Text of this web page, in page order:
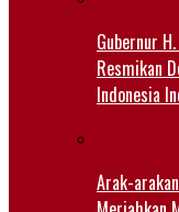
Gubernur
Resmikan
Indonesia
Arak-